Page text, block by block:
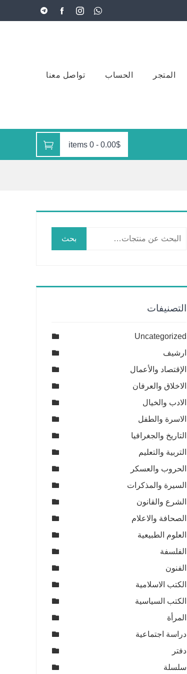
المتجر الحساب تواصل معنا
0.00$
-
0 items
بحث
التصنيفات
Uncategorized
ارشيف
الإقتصاد والأعمال
الاخلاق والعرفان
الادب والخيال
الاسرة والطفل
التاريخ والجغرافيا
التربية والتعليم
الحروب والعسكر
السيرة والمذكرات
الشرع والقانون
الصحافة والاعلام
العلوم الطبيعية
الفلسفة
الفنون
الكتب الاسلامية
الكتب السياسية
المرأة
دراسة اجتماعية
دفتر
سلسلة